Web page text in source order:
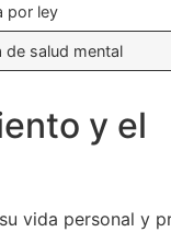
por ley
de salud mental
y el
vida personal y